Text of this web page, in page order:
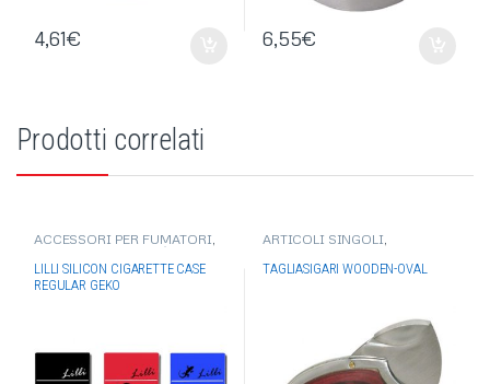
4,61€ 6,55€
Prodotti correlati
ACCESSORI PER FUMATORI,
PORTA PACCHETTO/PORTA
SIGARETTE
LILLI SILICON CIGARETTE CASE
REGULAR GEKO
ARTICOLI SINGOLI,
SIGARI-PIPE
TAGLIASIGARI WOODEN-OVAL